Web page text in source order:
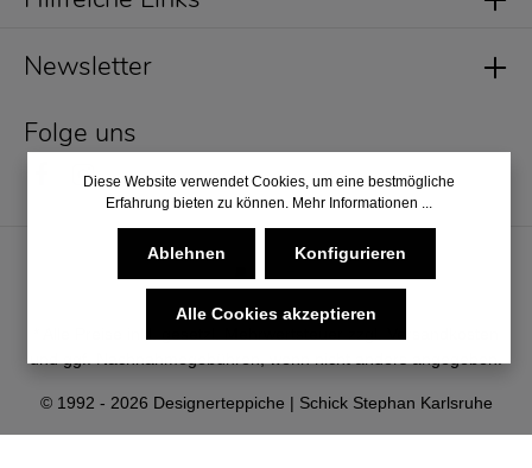
Newsletter
Folge uns
© 1992 - 2026 Designerteppiche | Schick Stephan Karlsruhe
Diese Website verwendet Cookies, um eine bestmögliche
Erfahrung bieten zu können. Mehr Informationen ...
Ablehnen Konfigurieren
Alle Cookies akzeptieren